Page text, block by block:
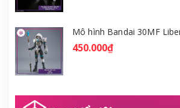
450.000₫